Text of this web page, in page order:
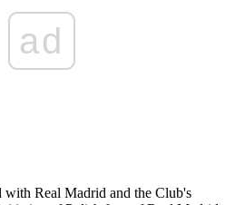
ad
Real Madrid and the Club's